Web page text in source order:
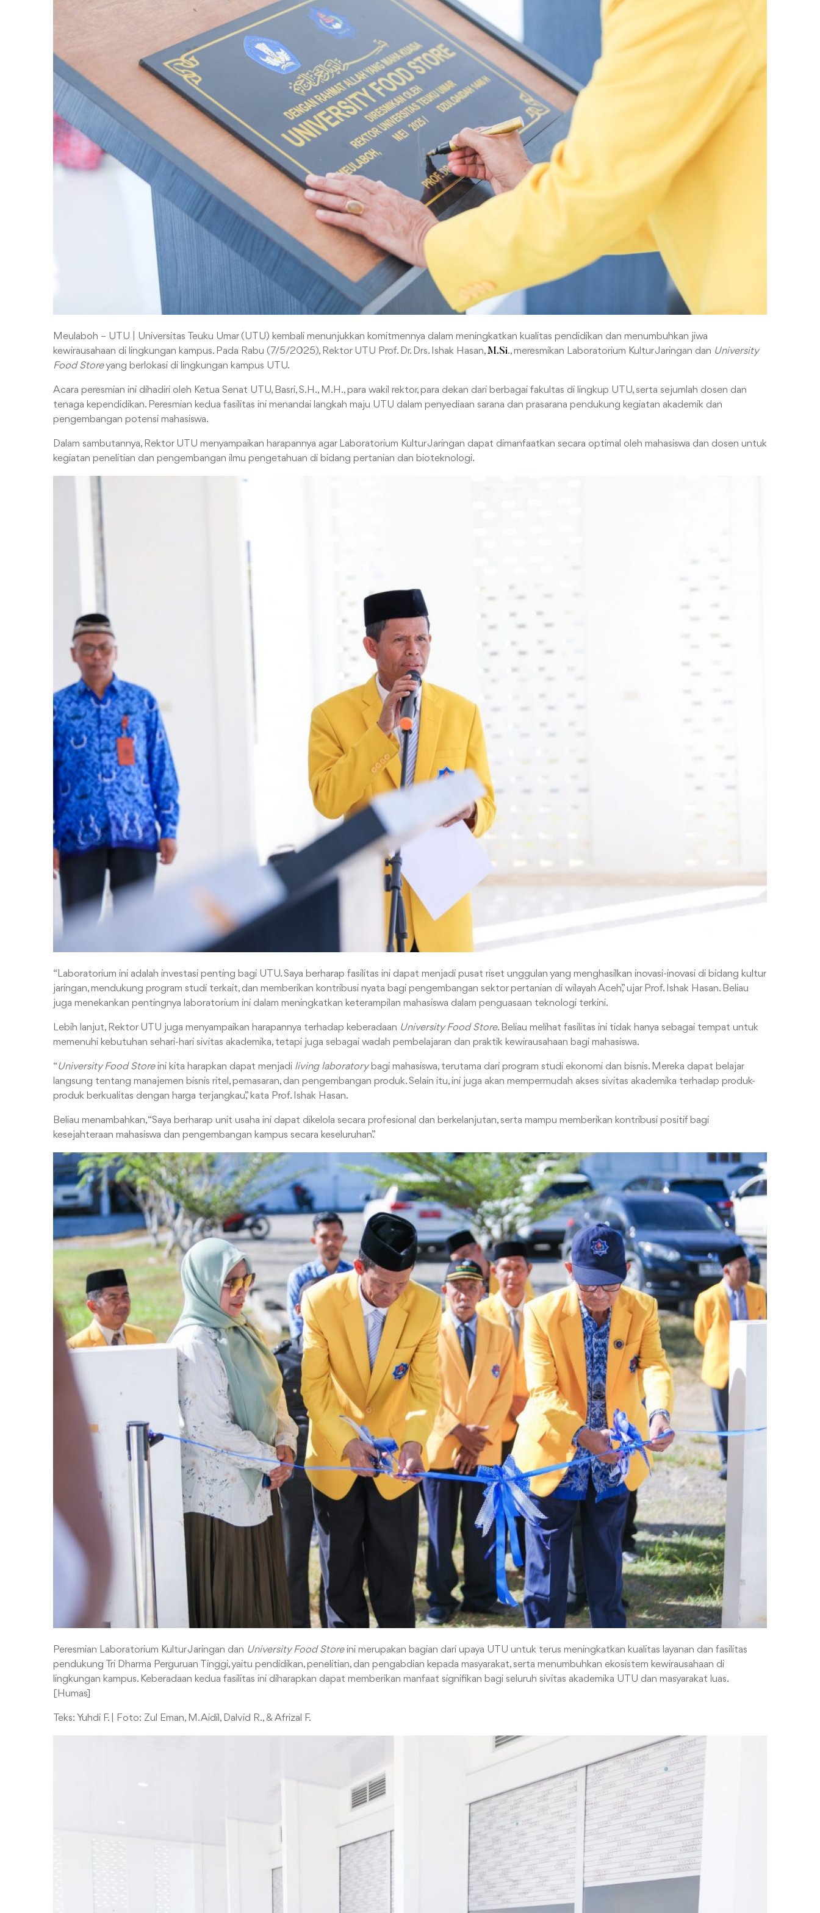
Meulaboh – UTU | Universitas Teuku Umar (UTU) kembali menunjukkan komitmennya dalam meningkatkan kualitas pendidikan dan menumbuhkan jiwa
kewirausahaan di lingkungan kampus. Pada Rabu (7/5/2025), Rektor UTU Prof. Dr. Drs. Ishak Hasan,M.Si., meresmikan Laboratorium Kultur Jaringan dan University
Food Storeyang berlokasi di lingkungan kampus UTU.
Acara peresmian ini dihadiri oleh Ketua Senat UTU, Basri, S.H., M.H., para wakil rektor, para dekan dari berbagai fakultas di lingkup UTU, serta sejumlah dosen dan
tenaga kependidikan. Peresmian kedua fasilitas ini menandai langkah maju UTU dalam penyediaan sarana dan prasarana pendukung kegiatan akademik dan
pengembangan potensi mahasiswa.
Dalam sambutannya, Rektor UTU menyampaikan harapannya agar Laboratorium Kultur Jaringan dapat dimanfaatkan secara optimal oleh mahasiswa dan dosen untuk
kegiatan penelitian dan pengembangan ilmu pengetahuan di bidang pertanian dan bioteknologi.
“Laboratorium ini adalah investasi penting bagi UTU. Saya berharap fasilitas ini dapat menjadi pusat riset unggulan yang menghasilkan inovasi-inovasi di bidang kultur
jaringan, mendukung program studi terkait, dan memberikan kontribusi nyata bagi pengembangan sektor pertanian di wilayah Aceh,” ujar Prof. Ishak Hasan. Beliau
juga menekankan pentingnya laboratorium ini dalam meningkatkan keterampilan mahasiswa dalam penguasaan teknologi terkini.
Lebih lanjut, Rektor UTU juga menyampaikan harapannya terhadap keberadaan University Food Store. Beliau melihat fasilitas ini tidak hanya sebagai tempat untuk
memenuhi kebutuhan sehari-hari sivitas akademika, tetapi juga sebagai wadah pembelajaran dan praktik kewirausahaan bagi mahasiswa.
“University Food Storeini kita harapkan dapat menjadi living laboratorybagi mahasiswa, terutama dari program studi ekonomi dan bisnis. Mereka dapat belajar
langsung tentang manajemen bisnis ritel, pemasaran, dan pengembangan produk. Selain itu, ini juga akan mempermudah akses sivitas akademika terhadap produk-
produk berkualitas dengan harga terjangkau,” kata Prof. Ishak Hasan.
Beliau menambahkan, “Saya berharap unit usaha ini dapat dikelola secara profesional dan berkelanjutan, serta mampu memberikan kontribusi positif bagi
kesejahteraan mahasiswa dan pengembangan kampus secara keseluruhan.”
Peresmian Laboratorium Kultur Jaringan dan University Food Storeini merupakan bagian dari upaya UTU untuk terus meningkatkan kualitas layanan dan fasilitas
pendukung Tri Dharma Perguruan Tinggi, yaitu pendidikan, penelitian, dan pengabdian kepada masyarakat, serta menumbuhkan ekosistem kewirausahaan di
lingkungan kampus. Keberadaan kedua fasilitas ini diharapkan dapat memberikan manfaat signifikan bagi seluruh sivitas akademika UTU dan masyarakat luas.
[Humas]
Teks: Yuhdi F. | Foto: Zul Eman, M. Aidil, Dalvid R., & Afrizal F.